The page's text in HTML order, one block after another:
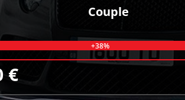
Couple
+38%
€